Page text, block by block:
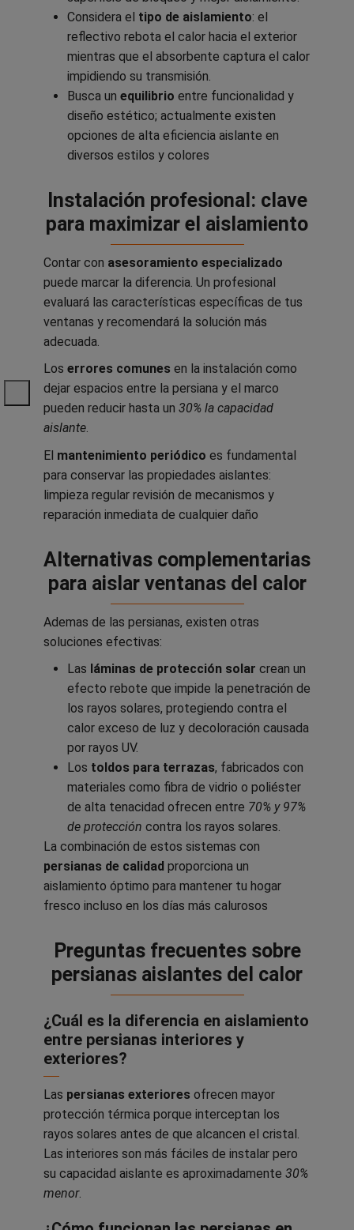
Considera el tipo de aislamiento: el
reflectivo rebota el calor hacia el exterior
mientras que el absorbente captura el calor
impidiendo su transmisión.
Busca un equilibrio entre funcionalidad y
diseño estético; actualmente existen
opciones de alta eficiencia aislante en
diversos estilos y colores
Instalación profesional: clave
para maximizar el aislamiento
Contar con asesoramiento especializado
puede marcar la diferencia. Un profesional
evaluará las características específicas de tus
ventanas y recomendará la solución más
adecuada.
Los errores comunes en la instalación como
dejar espacios entre la persiana y el marco
pueden reducir hasta un 30% la capacidad
aislante.
El mantenimiento periódico es fundamental
para conservar las propiedades aislantes:
limpieza regular revisión de mecanismos y
reparación inmediata de cualquier daño
Alternativas complementarias
para aislar ventanas del calor
Ademas de las persianas, existen otras
soluciones efectivas:
Las láminas de protección solar crean un
efecto rebote que impide la penetración de
los rayos solares, protegiendo contra el
calor exceso de luz y decoloración causada
por rayos UV.
Los toldos para terrazas, fabricados con
materiales como fibra de vidrio o poliéster
de alta tenacidad ofrecen entre 70% y 97%
de protección contra los rayos solares.
La combinación de estos sistemas con
persianas de calidad proporciona un
aislamiento óptimo para mantener tu hogar
fresco incluso en los días más calurosos
Preguntas frecuentes sobre
persianas aislantes del calor
¿Cuál es la diferencia en aislamiento
entre persianas interiores y
exteriores?
Las persianas exteriores ofrecen mayor
protección térmica porque interceptan los
rayos solares antes de que alcancen el cristal.
Las interiores son más fáciles de instalar pero
su capacidad aislante es aproximadamente 30%
menor.